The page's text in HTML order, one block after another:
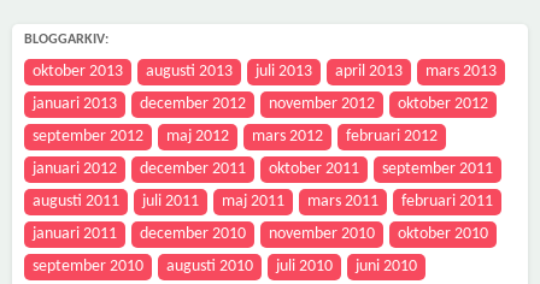
BLOGGARKIV:
oktober 2013 augusti 2013 juli 2013 april 2013
mars 2013
januari 2013
december 2012 november 2012
oktober 2012
september 2012
maj 2012 mars 2012
februari 2012
januari 2012
december 2011 oktober 2011
september 2011
augusti 2011
juli 2011 maj 2011 mars 2011
februari 2011
januari 2011
december 2010 november 2010
oktober 2010
september 2010
augusti 2010 juli 2010
juni 2010